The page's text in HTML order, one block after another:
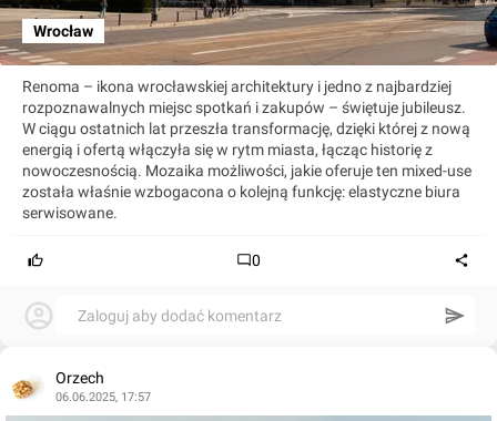
Wrocław
Renoma – ikona wrocławskiej architektury i jedno z najbardziej
rozpoznawalnych miejsc spotkań i zakupów – świętuje jubileusz.
W ciągu ostatnich lat przeszła transformację, dzięki której z nową
energią i ofertą włączyła się w rytm miasta, łącząc historię z
nowoczesnością. Mozaika możliwości, jakie oferuje ten mixed-use
została właśnie wzbogacona o kolejną funkcję: elastyczne biura
serwisowane.
0
Zaloguj aby dodać komentarz
Orzech
06.06.2025, 17:57